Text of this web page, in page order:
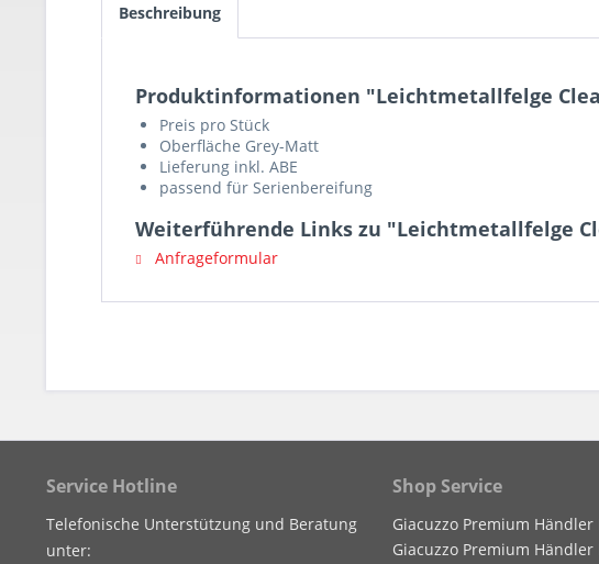
Beschreibung
Produktinformationen "Leichtmetallfelge
Preis pro Stück
Oberfläche Grey-Matt
Lieferung inkl. ABE
passend für Serienbereifung
Weiterführende Links zu "Leichtmetallfelge
Anfrageformular
Service Hotline
Telefonische Unterstützung und Beratung
unter:
Shop Service
Giacuzzo Premium Händler
Giacuzzo Premium